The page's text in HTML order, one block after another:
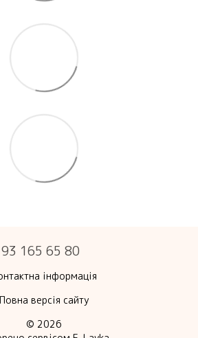
93 165 65 80
інформація
Повна версія сайту
© 2026